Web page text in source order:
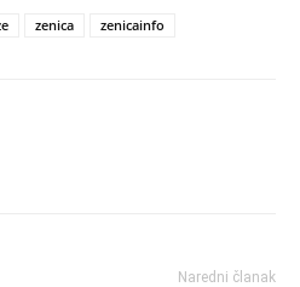
zenica zenicainfo
Naredni članak